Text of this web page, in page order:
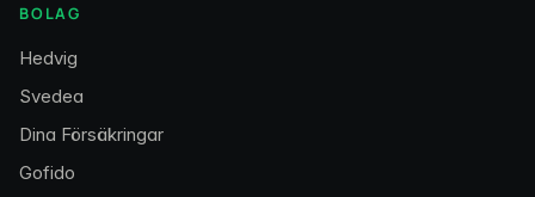
BOLAG
Hedvig
Svedea
Dina Försäkringar
Gofido